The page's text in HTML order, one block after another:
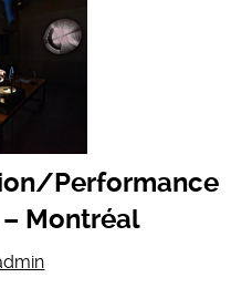
Performance
Montréal